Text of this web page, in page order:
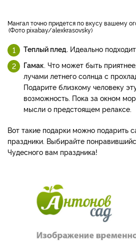
Мангал точно придется по вкусу вашему
Фото pixabay/alexkrasovsky
Теплый плед. Идеально
Гамак. Что может быть
лучами летнего солнца с
Подарите близкому человеку
возможность. Пока за окном
мысли о предстоящем релаксе.
Вот такие подарки можно подарить
праздники. Выбирайте
Чудесного вам праздника!